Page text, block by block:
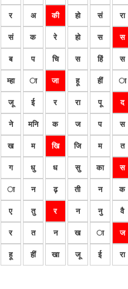
र अ की हो सं रा
सं क रे हो स स
ब प चि स हिं स
म्हा ा जा हू हीं ा
जू ई र रा पू द
ने मनि क ज प स
ख म खि जि म त
ग धु ध सु का स
ा न ढ़ ती न क
ए तु र न नु वै
र त न ख ा ज
हू हीं खा जू ई रा